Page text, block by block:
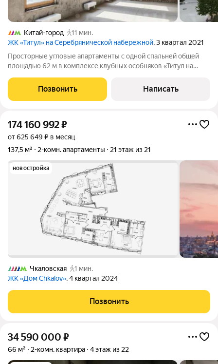
Китай-город
11 мин.
ЖК «Титул» на Серебрянической набережной, 3 квартал 2021
Просторные угловые апартаменты с одной спальней общей
площадью 62 м в комплексе клубных особняков «Титул на
втором этаже в корпусе 2. Возможная планировка: кухня-
гостиная, мастер-спальня с
Позвонить Написать
174 160 992₽
от 625 649 ₽ в месяц
137,5 м²
2-комн. апартаменты 21 этаж из 21
новостройка
Чкаловская
1 мин.
ЖК «Дом Chkalov», 4 квартал 2024
Позвонить
34 590 000 ₽
66 м² 2-комн. квартира 4 этаж из 22